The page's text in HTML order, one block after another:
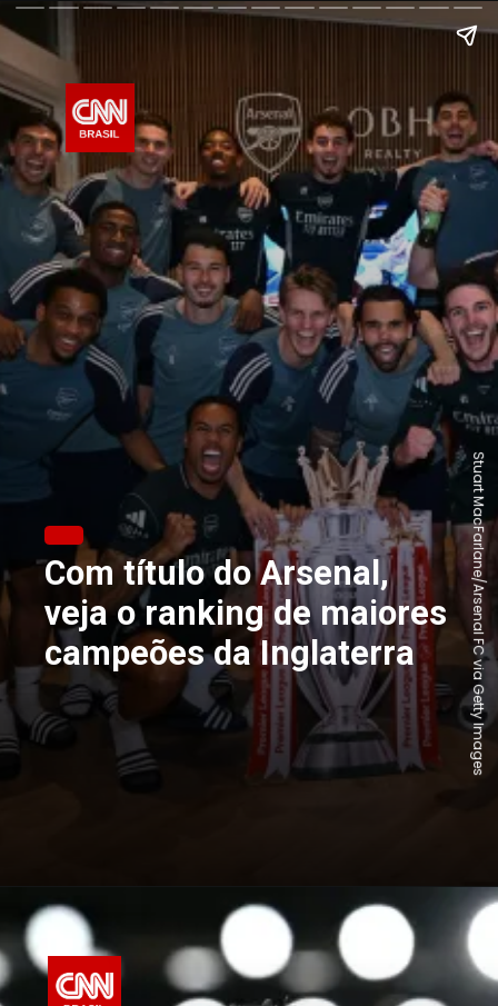
Com título do Arsenal,
veja o ranking de maiores
campeões da Inglaterra
Stuart MacFarlane/Arsenal FC via Getty Images